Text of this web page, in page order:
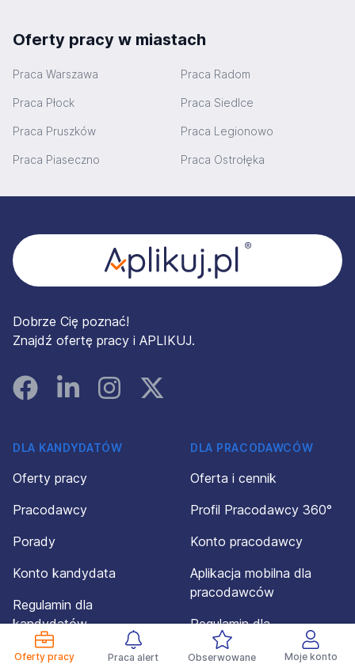
Oferty pracy Praca alert Obserwowane Moje konto
Oferty pracy w miastach
Praca Warszawa Praca Radom
Praca Płock Praca Siedlce
Praca Pruszków Praca Legionowo
Praca Piaseczno Praca Ostrołęka
Dobrze Cię poznać!
Znajdź ofertę pracy i APLIKUJ.
FacebookLinked InInstagramInstagram
DLA KANDYDATÓW
Oferty pracy
Pracodawcy
Porady
Konto kandydata
Regulamin dla
kandydatów
Powiadomienia
DLA PRACODAWCÓW
Oferta i cennik
Profil Pracodawcy 360°
Konto pracodawcy
Aplikacja mobilna dla
pracodawców
Regulamin dla
pracodawców